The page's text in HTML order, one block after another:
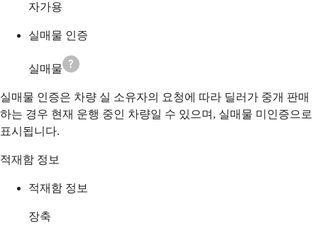
자가용
실매물 인증
실매물
실매물 인증은 차량 실 소유자의 요청에 따라 딜러가 중개 판매
하는 경우 현재 운행 중인 차량일 수 있으며, 실매물 미인증으로
표시됩니다.
적재함 정보
적재함 정보
장축